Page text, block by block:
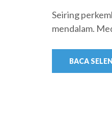
Seiring
mendalam.
BACA